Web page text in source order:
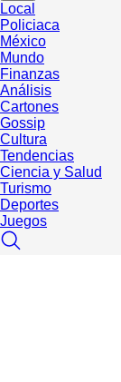
Local
Policiaca
México
Mundo
Finanzas
Análisis
Cartones
Gossip
Cultura
Tendencias
Ciencia y Salud
Turismo
Deportes
Juegos